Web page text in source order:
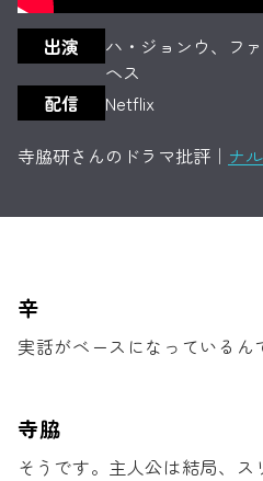
出演
ハ・ジョンウ、フ
ヘス
配信
Netflix
寺脇研さんのドラマ批評｜ ナ
辛
実話がベースになっているん
寺脇
そうです。主人公は結局、